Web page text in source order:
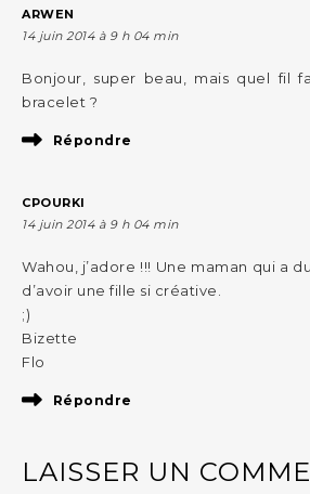
ARWEN
14 juin 2014 à 9 h 04 min
Bonjour, super beau, mais quel fil
bracelet ?
Répondre
CPOURKI
14 juin 2014 à 9 h 04 min
Wahou, j’adore !!! Une maman qui a
d’avoir une fille si créative.
;)
Bizette
Flo
Répondre
LAISSER UN